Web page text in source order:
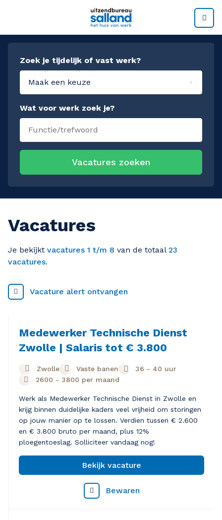
Wat voor werk zoek je?
Zoek je tijdelijk of vast werk?
Maak een keuze
Vacatures zoeken
Vacatures
Je bekijkt vacatures 1 t/m 8 van de totaal 23
vacatures.
Vacature alert ontvangen
Medewerker Technische Dienst
Zwolle | Salaris tot € 3.800
Zwolle Vaste banen
36 - 40 uur
2600 - 3800 per maand
Werk als Medewerker Technische Dienst in Zwolle en
krijg binnen duidelijke kaders veel vrijheid om storingen
op jouw manier op te lossen. Verdien tussen € 2.600
en € 3.800 bruto per maand, plus 12%
ploegentoeslag. Solliciteer vandaag nog!
Bekijk vacature
Bewaren